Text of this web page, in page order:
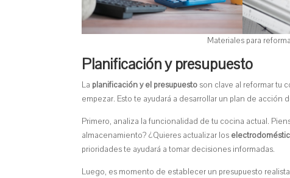
Materiales para
Planificación y presupuesto
La planificación y el presupuesto son clave al reformar tu
empezar. Esto te ayudará a desarrollar un plan de acción
Primero, analiza la funcionalidad de tu cocina actual.
almacenamiento? ¿Quieres actualizar los
prioridades te ayudará a tomar decisiones informadas.
Luego, es momento de establecer un presupuesto